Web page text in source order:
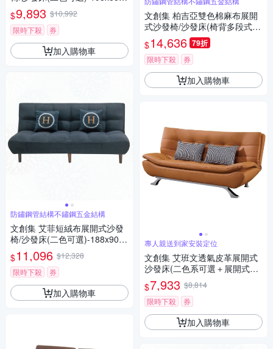
5cm免組
$9,893 $10,992
限時下殺
券
加入購物車
防鏽鋼管結構不鏽鋼五金結構
文創集 艾菲短絨布展開式沙發
椅/沙發床(二色可選)-188x90x8
7cm免組
$11,096 $12,328
限時下殺
券
加入購物車
文創集 柏吉亞雙色棉麻布展開
式沙發椅/沙發床(椅背多段式可
調整)-193x82x83cm免組
$14,636 79折
限時下殺 券
加入購物車
專人親送到家安裝定位
文創集 艾班文透氣皮革展開式
沙發床(二色系可選＋展開式機
能設計)-190x88x85cm免組
$7,933 $8,814
限時下殺
券
加入購物車